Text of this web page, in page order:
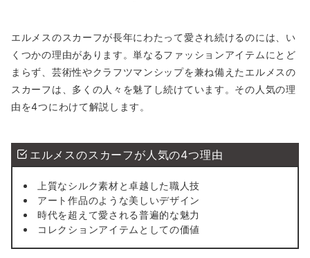
エルメスのスカーフが長年にわたって愛され続けるのには、い
くつかの理由があります。単なるファッションアイテムにとど
まらず、芸術性やクラフツマンシップを兼ね備えたエルメスの
スカーフは、多くの人々を魅了し続けています。その人気の理
由を4つにわけて解説します。
エルメスのスカーフが人気の4つ理由
上質なシルク素材と卓越した職人技
アート作品のような美しいデザイン
時代を超えて愛される普遍的な魅力
コレクションアイテムとしての価値